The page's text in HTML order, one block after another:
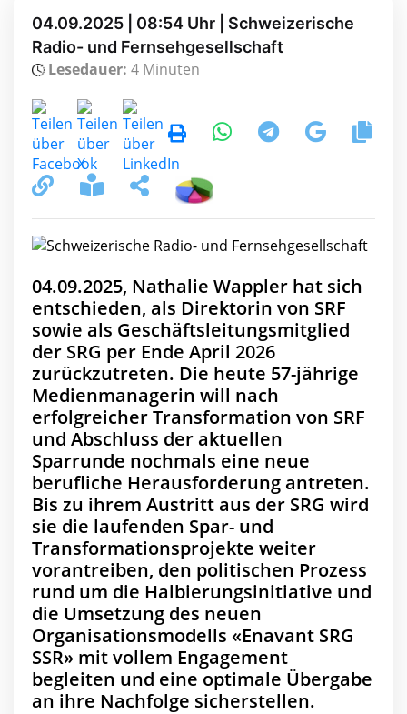
04.09.2025 | 08:54 Uhr | Schweizerische
Radio- und Fernsehgesellschaft
Lesedauer: 4 Minuten
04.09.2025, Nathalie Wappler hat sich
entschieden, als Direktorin von SRF
sowie als Geschäftsleitungsmitglied
der SRG per Ende April 2026
zurückzutreten. Die heute 57-jährige
Medienmanagerin will nach
erfolgreicher Transformation von SRF
und Abschluss der aktuellen
Sparrunde nochmals eine neue
berufliche Herausforderung antreten.
Bis zu ihrem Austritt aus der SRG wird
sie die laufenden Spar- und
Transformationsprojekte weiter
vorantreiben, den politischen Prozess
rund um die Halbierungsinitiative und
die Umsetzung des neuen
Organisationsmodells «Enavant SRG
SSR» mit vollem Engagement
begleiten und eine optimale Übergabe
an ihre Nachfolge sicherstellen.